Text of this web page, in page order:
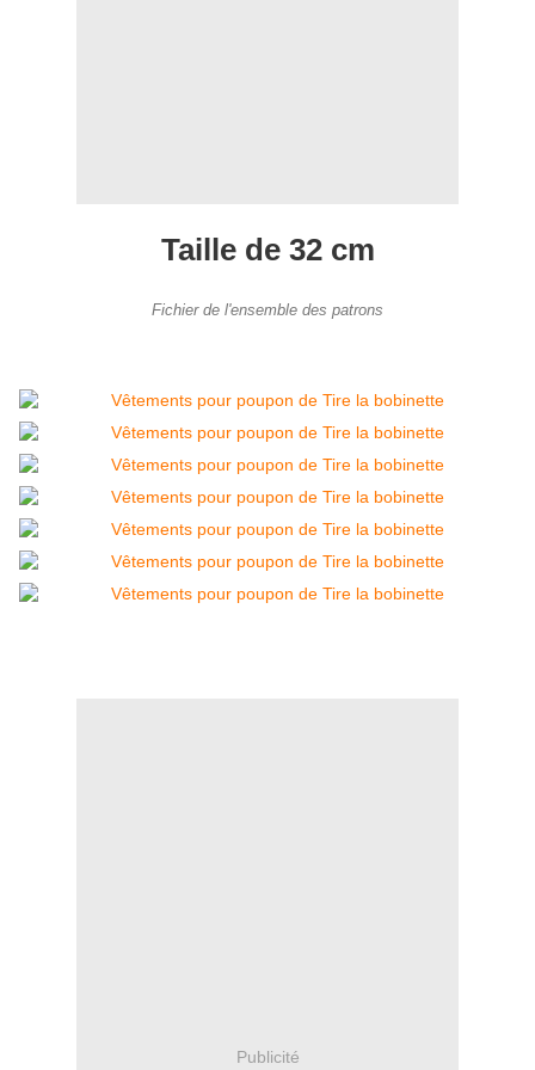
Taille de 32 cm
Fichier de l'ensemble des patrons
Publicité